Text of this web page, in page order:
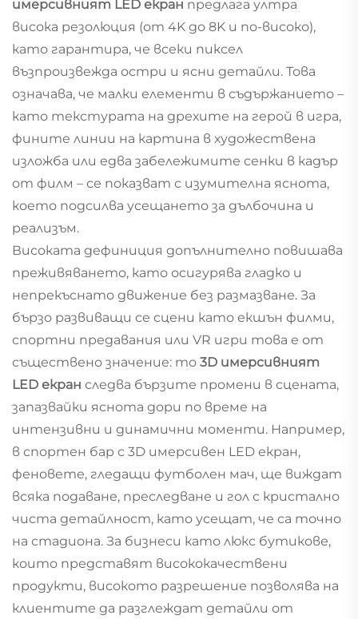
имерсивният LED екран предлага ултра
висока резолюция (от 4K до 8K и по-високо),
като гарантира, че всеки пиксел
възпроизвежда остри и ясни детайли. Това
означава, че малки елементи в съдържанието –
като текстурата на дрехите на герой в игра,
фините линии на картина в художествена
изложба или едва забележимите сенки в кадър
от филм – се показват с изумителна яснота,
което подсилва усещането за дълбочина и
реализъм.
Високата дефиниция допълнително повишава
преживяването, като осигурява гладко и
непрекъснато движение без размазване. За
бързо развиващи се сцени като екшън филми,
спортни предавания или VR игри това е от
съществено значение: то 3D имерсивният
LED екран следва бързите промени в сцената,
запазвайки яснота дори по време на
интензивни и динамични моменти. Например,
в спортен бар с 3D имерсивен LED екран,
феновете, гледащи футболен мач, ще виждат
всяка подаване, преследване и гол с кристално
чиста детайлност, като усещат, че са точно
на стадиона. За бизнеси като люкс бутикове,
които представят висококачествени
продукти, високото разрешение позволява на
клиентите да разглеждат детайли от